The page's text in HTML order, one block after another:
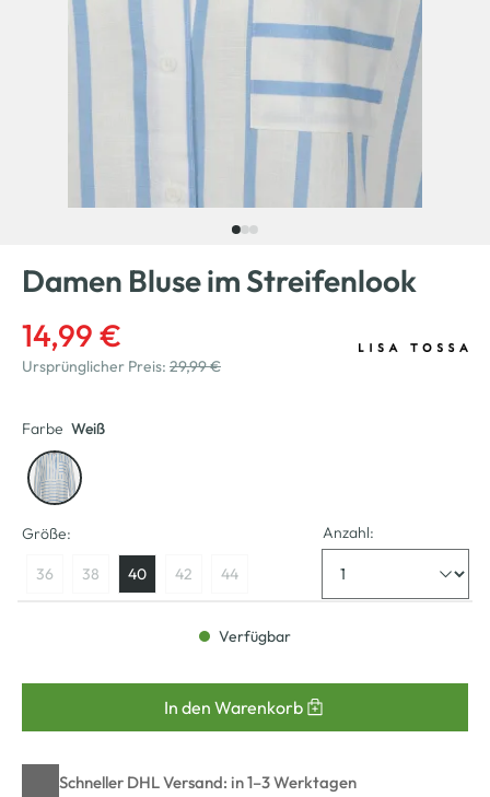
Damen Bluse im Streifenlook
14,99 €
Ursprünglicher Preis: 29,99 €
Farbe Weiß
Größe:
36 38 40 42 44
Anzahl:
Verfügbar
In den Warenkorb
Schneller DHL Versand: in 1–3 Werktagen